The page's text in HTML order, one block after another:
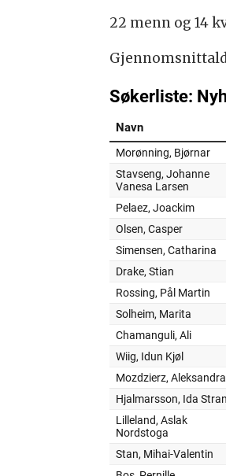
22 menn og 14